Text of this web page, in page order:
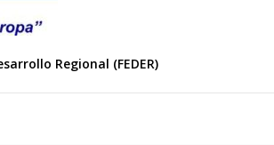
Regional (FEDER)